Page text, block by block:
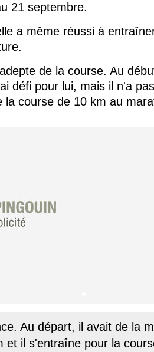
21 septembre.
a même réussi à
de la course. Au
défi pour lui, mais il n'a
course de 10 km au
Au départ, il avait de la
il s'entraîne pour la